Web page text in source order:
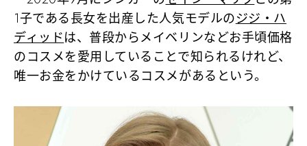
1子である長女を出産した人気モデルのジジ・ハ
ディッドは、普段からメイベリンなどお手頃価格
のコスメを愛用していることで知られるけれど、
唯一お金をかけているコスメがあるという。